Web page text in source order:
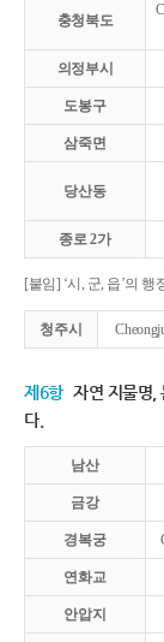
충청북도
의정부시
도봉구
삼죽면
당산동
종로 2가
[붙임] ‘시, 군, 읍’의
청주시
제6항 자연 지물명,
다.
남산
금강
경복궁
연화교
안압지